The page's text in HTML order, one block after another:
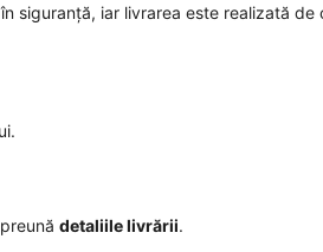
siguranță, iar livrarea este realizată de
detaliile livrării.